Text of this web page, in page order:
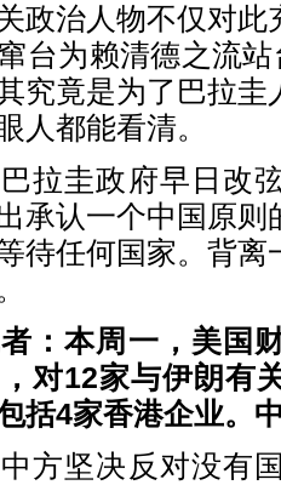
政治人物不仅对此
台为赖清德之流站
究竟是为了巴拉
人都能看清。
拉圭政府早日改
承认一个中国原
待任何国家。背离
：本周一，美国
对12家与伊朗有
括4家香港企业。
方坚决反对没有